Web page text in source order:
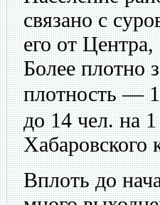
связано с
его от
Более плотно
плотность —
до 14 чел. на
Хабаровского
Вплоть до